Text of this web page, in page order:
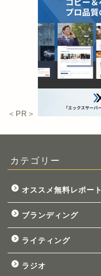
＜PR＞
カテゴリー
オススメ無料レポート
ブランディング
ライティング
ラジオ